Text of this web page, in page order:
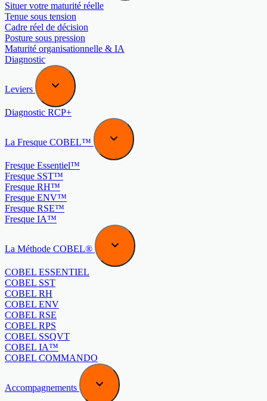
Situer votre maturité réelle
Tenue sous tension
Cadre réel de décision
Posture sous pression
Maturité organisationnelle & IA
Diagnostic
Leviers
Diagnostic RCP+
La Fresque COBEL™
Fresque Essentiel™
Fresque SST™
Fresque RH™
Fresque ENV™
Fresque RSE™
Fresque IA™
La Méthode COBEL®
COBEL ESSENTIEL
COBEL SST
COBEL RH
COBEL ENV
COBEL RSE
COBEL RPS
COBEL SSQVT
COBEL IA™
COBEL COMMANDO
Accompagnements